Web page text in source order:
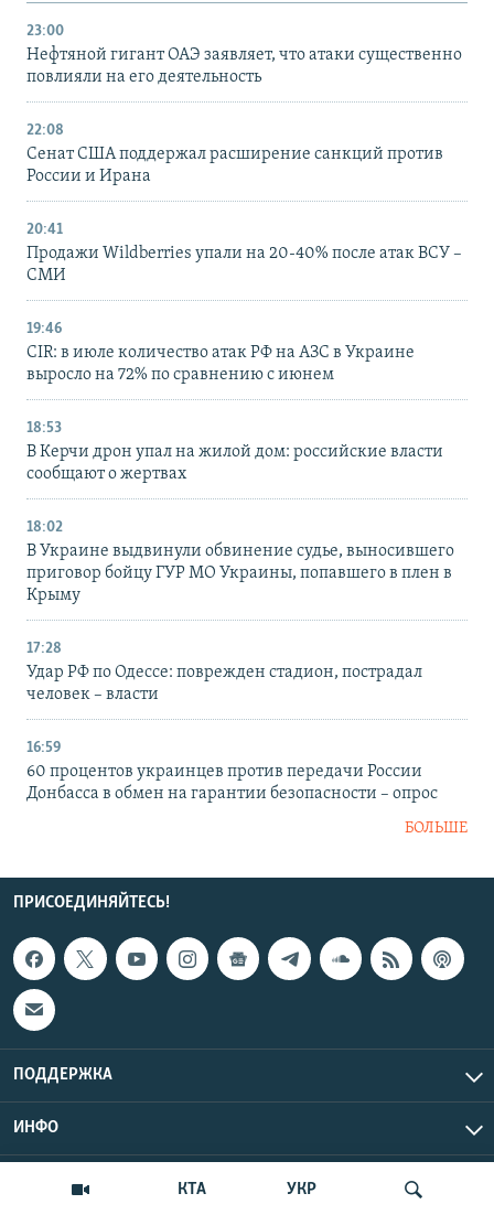
КТА УКР
23:00
Нефтяной гигант ОАЭ заявляет, что атаки существенно
повлияли на его деятельность
22:08
Сенат США поддержал расширение санкций против
России и Ирана
20:41
Продажи Wildberries упали на 20-40% после атак ВСУ –
СМИ
19:46
CIR: в июле количество атак РФ на АЗС в Украине
выросло на 72% по сравнению с июнем
18:53
В Керчи дрон упал на жилой дом: российские власти
сообщают о жертвах
18:02
В Украине выдвинули обвинение судье, выносившего
приговор бойцу ГУР МО Украины, попавшего в плен в
Крыму
17:28
Удар РФ по Одессе: поврежден стадион, пострадал
человек – власти
16:59
60 процентов украинцев против передачи России
Донбасса в обмен на гарантии безопасности – опрос
БОЛЬШЕ
ПРИСОЕДИНЯЙТЕСЬ!
ПОДДЕРЖКА
ИНФО
Copyright Крым.Реалии, 2026 | Все права защищены.
UTC+3